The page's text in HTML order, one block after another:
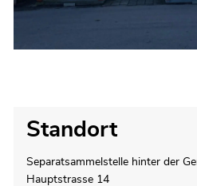
Standort
Separatsammelstelle hinter der
Hauptstrasse 14